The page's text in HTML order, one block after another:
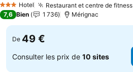
3 ÉtoilesHotel Restaurant et centre de
7,6 Bien 1 736 Mérignac
De 49 €
Consulter les prix de 10 sites